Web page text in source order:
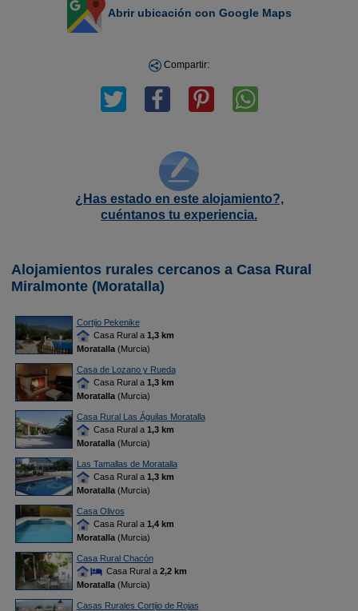
Abrir ubicación con Google Maps
Compartir:
¿Has estado en este alojamiento?,
cuéntanos tu experiencia.
Alojamientos rurales cercanos a Casa Rural
Miralmonte (Moratalla)
Cortijo Pekenike
Casa Rural a 1,3 km
Moratalla(Murcia)
Casa de Lozano y Rueda
Casa Rural a 1,3 km
Moratalla(Murcia)
Casa Rural Las Águilas Moratalla
Casa Rural a 1,3 km
Moratalla(Murcia)
Las Tamallas de Moratalla
Casa Rural a 1,3 km
Moratalla(Murcia)
Casa Olivos
Casa Rural a 1,4 km
Moratalla(Murcia)
Casa Rural Chacón
Casa Rural a 2,2 km
Moratalla(Murcia)
Casas Rurales Cortijo de Rojas